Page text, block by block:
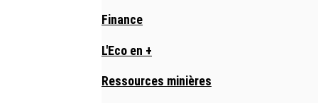
Finance
L'Eco en +
Ressources minières